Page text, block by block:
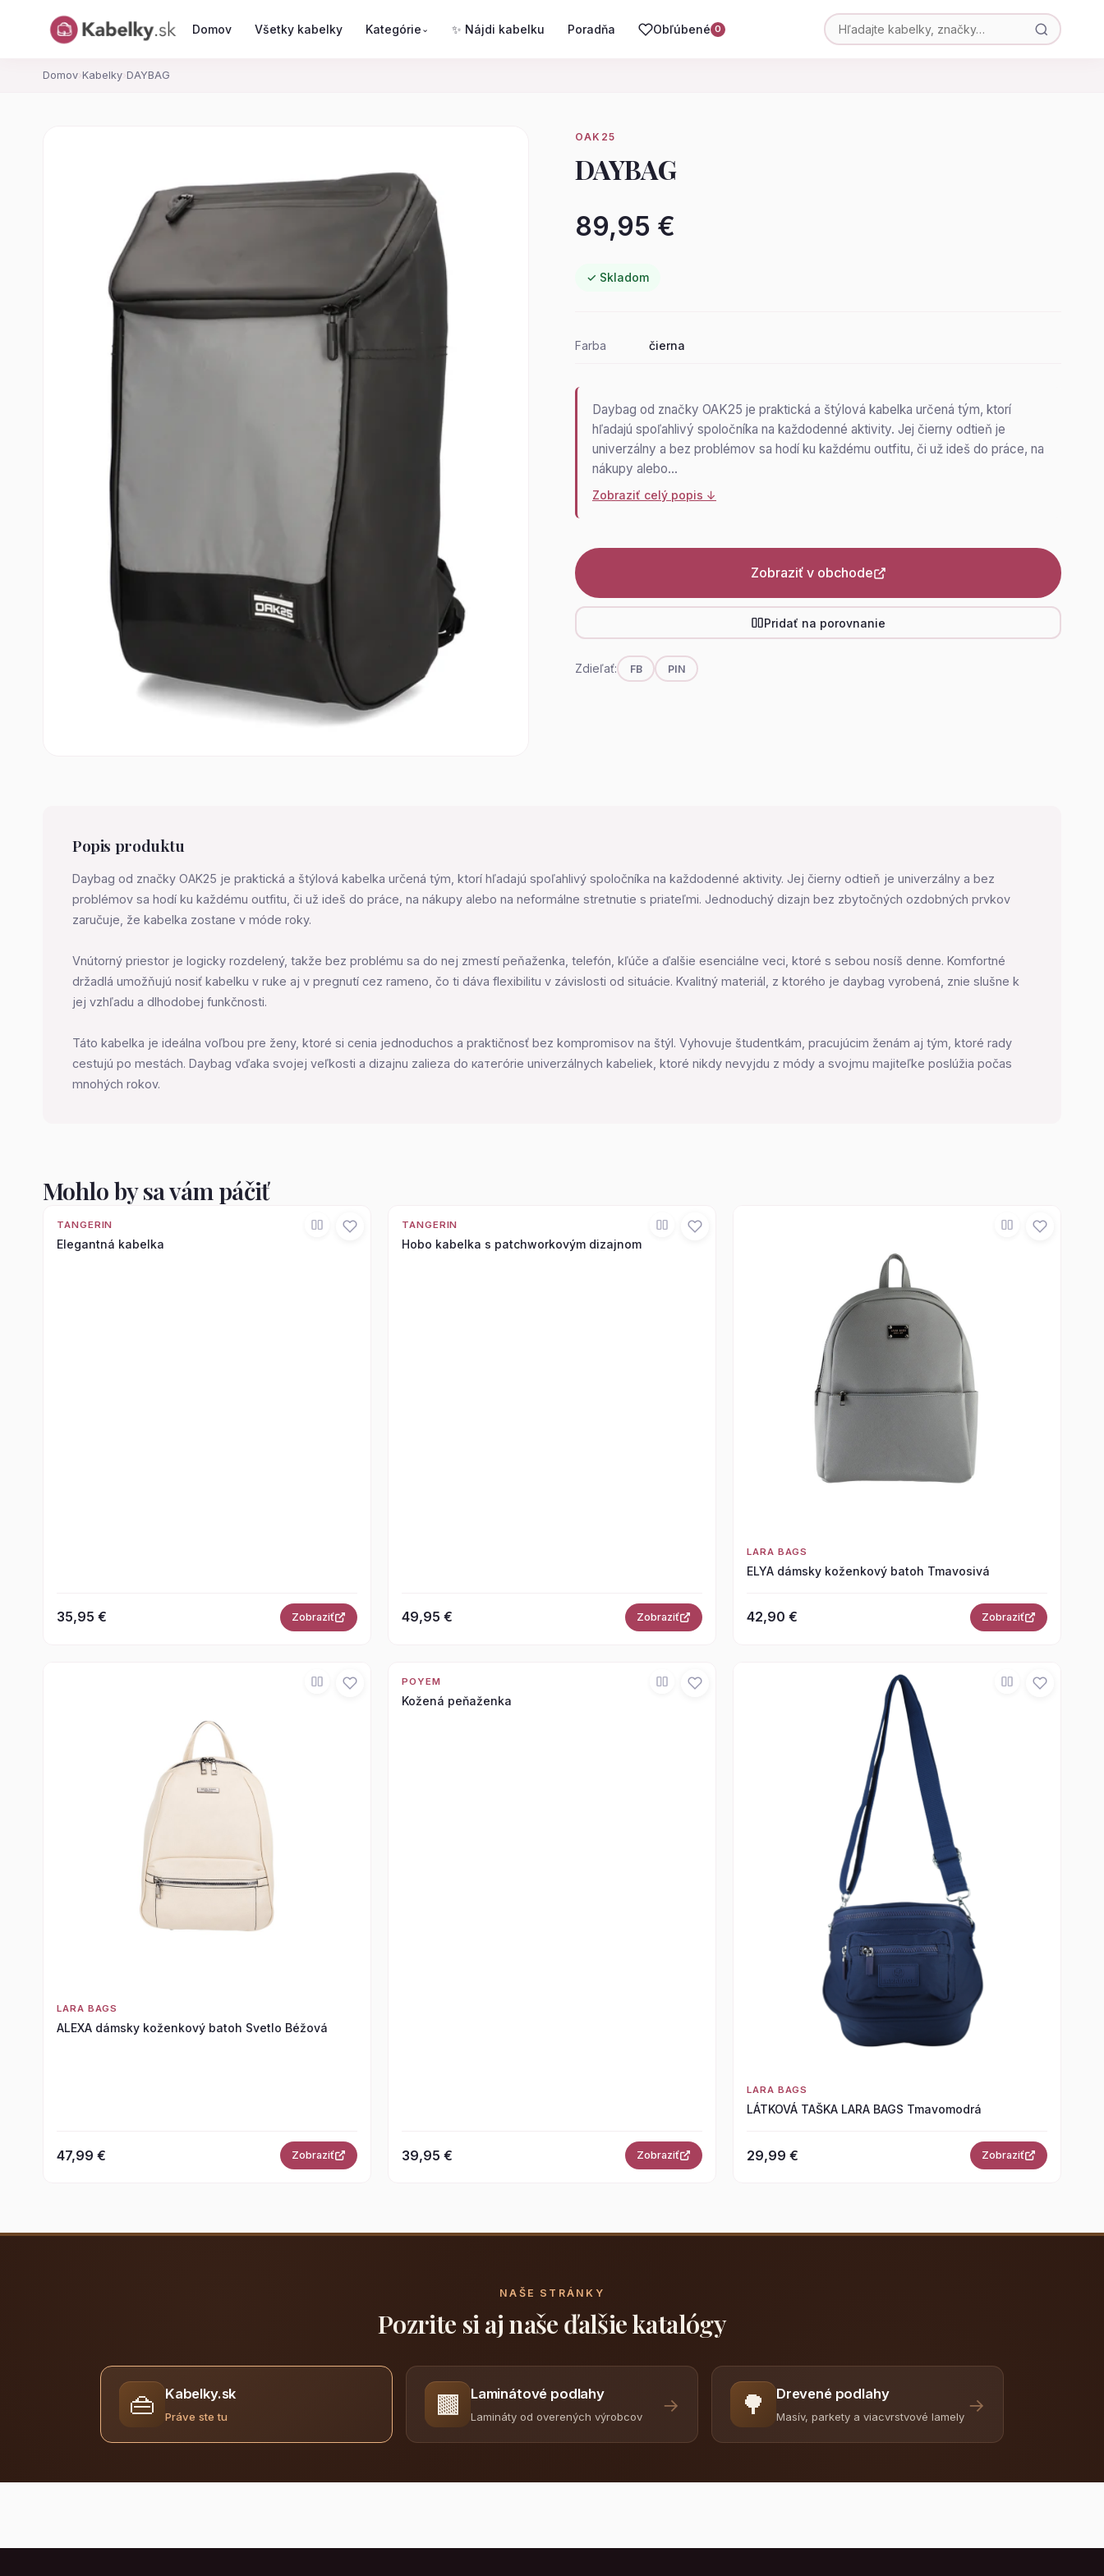
Domov Všetky kabelky Kategórie ⌄ ✨ Nájdi kabelku Poradňa Obľúbené 0
Domov› Kabelky› DAYBAG
OAK25
DAYBAG
89,95 €
✓ Skladom
Farba čierna
Daybag od značky OAK25 je praktická a štýlová kabelka určená tým, ktorí
hľadajú spoľahlivý spoločníka na každodenné aktivity. Jej čierny odtieň je
univerzálny a bez problémov sa hodí ku každému outfitu, či už ideš do práce, na
nákupy alebo…
Zobraziť celý popis ↓
Zobraziť v obchode
Pridať na porovnanie
Zdieľať: FB PIN
Popis produktu
Daybag od značky OAK25 je praktická a štýlová kabelka určená tým, ktorí hľadajú spoľahlivý spoločníka na každodenné aktivity. Jej čierny odtieň je univerzálny a bez
problémov sa hodí ku každému outfitu, či už ideš do práce, na nákupy alebo na neformálne stretnutie s priateľmi. Jednoduchý dizajn bez zbytočných ozdobných prvkov
zaručuje, že kabelka zostane v móde roky.
Vnútorný priestor je logicky rozdelený, takže bez problému sa do nej zmestí peňaženka, telefón, kľúče a ďalšie esenciálne veci, ktoré s sebou nosíš denne. Komfortné
držadlá umožňujú nosiť kabelku v ruke aj v pregnutí cez rameno, čo ti dáva flexibilitu v závislosti od situácie. Kvalitný materiál, z ktorého je daybag vyrobená, znie slušne k
jej vzhľadu a dlhodobej funkčnosti.
Táto kabelka je ideálna voľbou pre ženy, ktoré si cenia jednoduchos a praktičnosť bez kompromisov na štýl. Vyhovuje študentkám, pracujúcim ženám aj tým, ktoré rady
cestujú po mestách. Daybag vďaka svojej veľkosti a dizajnu zalieza do категórie univerzálnych kabeliek, ktoré nikdy nevyjdu z módy a svojmu majiteľke poslúžia počas
mnohých rokov.
Mohlo by sa vám páčiť
TANGERIN
Elegantná kabelka
35,95 € Zobraziť
TANGERIN
Hobo kabelka s patchworkovým dizajnom
49,95 € Zobraziť
LARA BAGS
ELYA dámsky koženkový batoh Tmavosivá
42,90 € Zobraziť
LARA BAGS
ALEXA dámsky koženkový batoh Svetlo Béžová
47,99 € Zobraziť
POYEM
Kožená peňaženka
39,95 € Zobraziť
LARA BAGS
LÁTKOVÁ TAŠKA LARA BAGS Tmavomodrá
29,99 € Zobraziť
NAŠE STRÁNKY
Pozrite si aj naše ďalšie katalógy
👜 Kabelky.sk
Práve ste tu 🟫 Laminátové podlahy
Lamináty od overených výrobcov
→ 🌳 Drevené podlahy
Masív, parkety a viacvrstvové lamely
→